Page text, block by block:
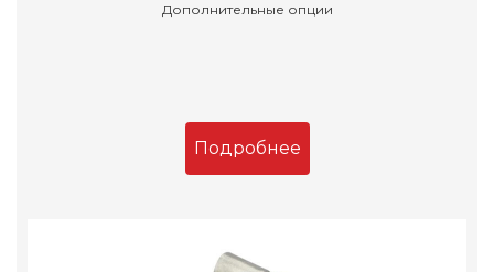
Дополнительные опции
Подробнее